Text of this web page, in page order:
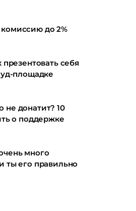
до 2%
себя
площадке
донатит? 10
о поддержке
много
ты его правильно